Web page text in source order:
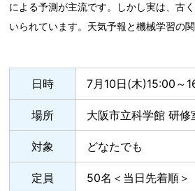
による予測が主流です。しかし実は、古
いられています。天気予報と機械学習の
日時 7月10日(木)15:00～
場所 大阪市立科学館 研
対象 どなたでも
定員 50名＜当日先着順＞